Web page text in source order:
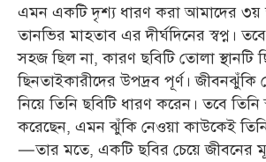
এমন একটি দৃশ্য ধারণ করা আমাদের ৩য়
তানভির মাহতাব এর দীর্ঘদিনের স্বপ্ন।
সহজ ছিল না, কারণ ছবিটি তোলা স্থানটি
ছিনতাইকারীদের উপদ্রব পূর্ণ।
নিয়ে তিনি ছবিটি ধারণ করেন। তবে তিনি
করেছেন, এমন ঝুঁকি নেওয়া কাউকেই
—তার মতে, একটি ছবির চেয়ে জীবনের